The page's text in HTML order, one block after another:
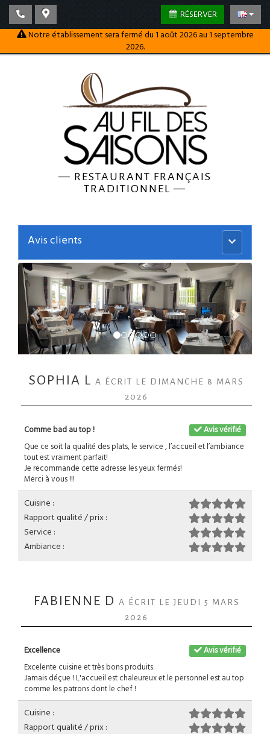
RÉSERVER
Notre établissement sera fermé du 1 août 2026 au 1 septembre
2026.
— RESTAURANT FRANÇAIS
TRADITIONNEL—
Menu
principal
Avis clients
SOPHIA L A ÉCRIT LE DIMANCHE 8 MARS
2026
Avis vérifié
Comme bad au top !
Que ce soit la qualité des plats, le service , l’accueil et l’ambiance
tout est vraiment parfait!
Je recommande cette adresse les yeux fermés!
Merci à vous !!!
Cuisine :
Rapport qualité / prix :
Service :
Ambiance :
FABIENNE D A ÉCRIT LE JEUDI 5 MARS
2026
Avis vérifié
Excellence
Excelente cuisine et très bons produits.
Jamais déçue ! L'accueil est chaleureux et le personnel est au top
comme les patrons dont le chef !
Cuisine :
Rapport qualité / prix :